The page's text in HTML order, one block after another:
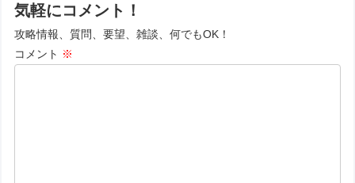
気軽にコメント！
攻略情報、質問、要望、雑談、何でもOK！
コメント ※